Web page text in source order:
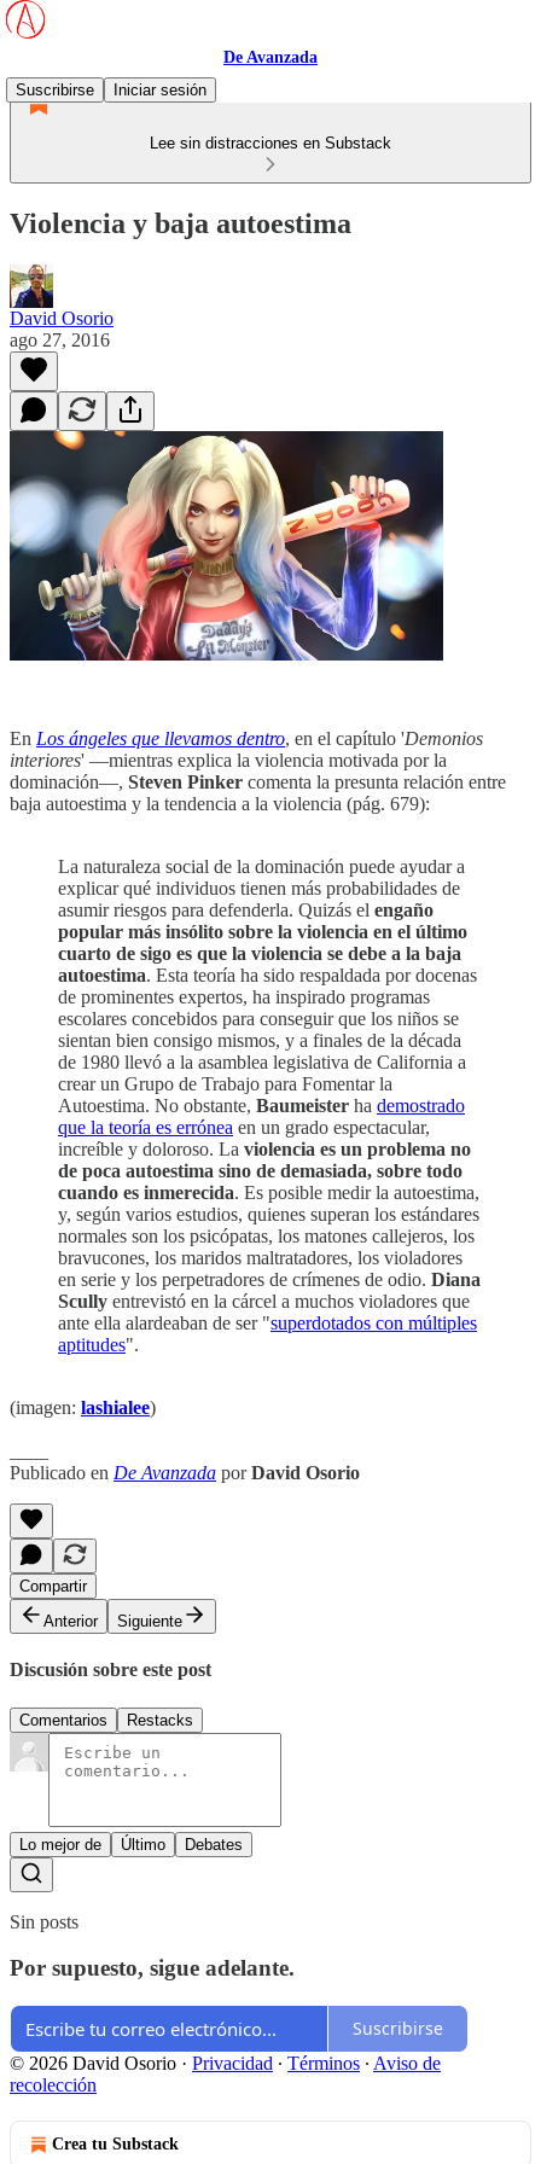
De Avanzada
Suscribirse
Iniciar sesión
Lee sin distracciones en Substack
Violencia y baja autoestima
David Osorio
ago 27, 2016
En Los ángeles que llevamos dentro, en el capítulo 'Demonios
interiores' —mientras explica la violencia motivada por la
dominación—, Steven Pinker comenta la presunta relación entre
baja autoestima y la tendencia a la violencia (pág. 679):
La naturaleza social de la dominación puede ayudar a
explicar qué individuos tienen más probabilidades de
asumir riesgos para defenderla. Quizás el engaño
popular más insólito sobre la violencia en el último
cuarto de sigo es que la violencia se debe a la baja
autoestima. Esta teoría ha sido respaldada por docenas
de prominentes expertos, ha inspirado programas
escolares concebidos para conseguir que los niños se
sientan bien consigo mismos, y a finales de la década
de 1980 llevó a la asamblea legislativa de California a
crear un Grupo de Trabajo para Fomentar la
Autoestima. No obstante, Baumeister ha demostrado
que la teoría es errónea en un grado espectacular,
increíble y doloroso. La violencia es un problema no
de poca autoestima sino de demasiada, sobre todo
cuando es inmerecida. Es posible medir la autoestima,
y, según varios estudios, quienes superan los estándares
normales son los psicópatas, los matones callejeros, los
bravucones, los maridos maltratadores, los violadores
en serie y los perpetradores de crímenes de odio. Diana
Scully entrevistó en la cárcel a muchos violadores que
ante ella alardeaban de ser "superdotados con múltiples
aptitudes".
(imagen: lashialee)
Publicado en De Avanzada porDavid Osorio
Compartir
Anterior
Siguiente
Discusión sobre este post
Comentarios Restacks
Lo mejor de Último Debates
Sin posts
Por supuesto, sigue adelante.
Suscribirse
© 2026 David Osorio · Privacidad ∙ Términos ∙ Aviso de
recolección
Crea tu Substack